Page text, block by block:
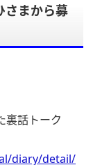
さまから募
裏話トーク
diary/detail/